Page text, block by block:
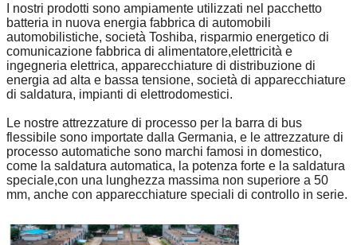
I nostri prodotti sono ampiamente utilizzati nel pacchetto
batteria in nuova energia fabbrica di automobili
automobilistiche, società Toshiba, risparmio energetico di
comunicazione fabbrica di alimentatore,elettricità e
ingegneria elettrica, apparecchiature di distribuzione di
energia ad alta e bassa tensione, società di apparecchiature
di saldatura, impianti di elettrodomestici.
Le nostre attrezzature di processo per la barra di bus
flessibile sono importate dalla Germania, e le attrezzature di
processo automatiche sono marchi famosi in domestico,
come la saldatura automatica, la potenza forte e la saldatura
speciale,con una lunghezza massima non superiore a 50
mm, anche con apparecchiature speciali di controllo in serie.